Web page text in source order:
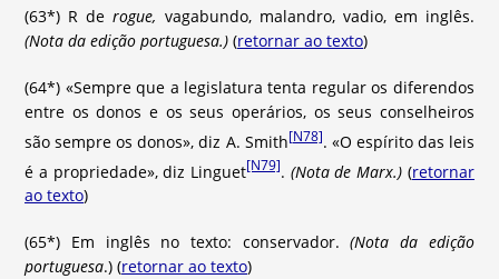
(63*) R derogue, vagabundo, malandro, vadio, em inglês.
(Nota da edição portuguesa.) (retornar ao texto)
(64*) «Sempre que a legislatura tenta regular os diferendos
entre os donos e os seus operários, os seus conselheiros
são sempre os donos», diz A. Smith[N78]. «O espírito das leis
é a propriedade», diz Linguet[N79]. (Nota de Marx.) (retornar
ao texto)
(65*) Em inglês no texto: conservador.(Nota da edição
portuguesa.) (retornar ao texto)